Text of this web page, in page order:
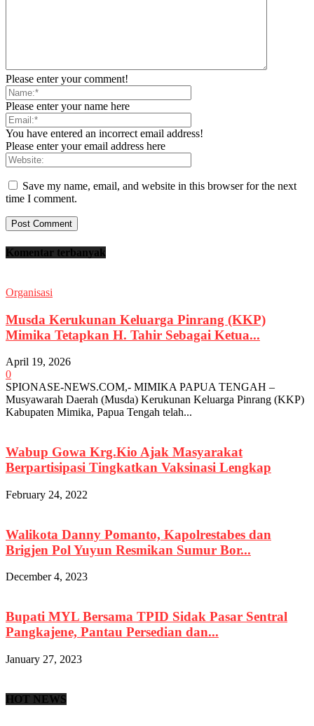
Please enter your comment!
Please enter your name here
You have entered an incorrect email address!
Please enter your email address here
Save my name, email, and website in this browser for the next
time I comment.
Komentar terbanyak
Organisasi
Musda Kerukunan Keluarga Pinrang (KKP)
Mimika Tetapkan H. Tahir Sebagai Ketua...
April 19, 2026
0
SPIONASE-NEWS.COM,- MIMIKA PAPUA TENGAH –
Musyawarah Daerah (Musda) Kerukunan Keluarga Pinrang (KKP)
Kabupaten Mimika, Papua Tengah telah...
Wabup Gowa Krg.Kio Ajak Masyarakat
Berpartisipasi Tingkatkan Vaksinasi Lengkap
February 24, 2022
Walikota Danny Pomanto, Kapolrestabes dan
Brigjen Pol Yuyun Resmikan Sumur Bor...
December 4, 2023
Bupati MYL Bersama TPID Sidak Pasar Sentral
Pangkajene, Pantau Persedian dan...
January 27, 2023
HOT NEWS